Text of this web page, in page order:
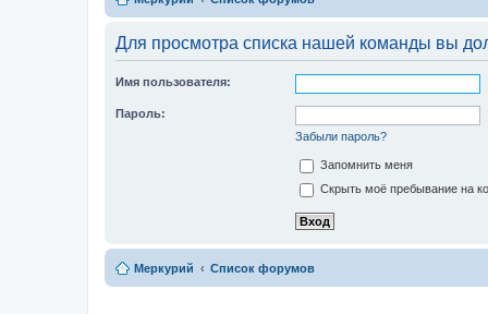
Для просмотра списка нашей команды вы
Имя пользователя:
Пароль:
Забыли пароль?
Запомнить меня
Скрыть моё пребывание на
Меркурий Список форумов